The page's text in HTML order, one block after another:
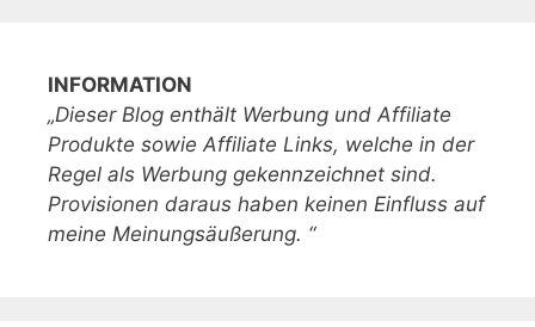
INFORMATION
„Dieser Blog enthält Werbung und Affiliate
Produkte sowie Affiliate Links, welche in der
Regel als Werbung gekennzeichnet sind.
Provisionen daraus haben keinen Einfluss auf
meine Meinungsäußerung. “